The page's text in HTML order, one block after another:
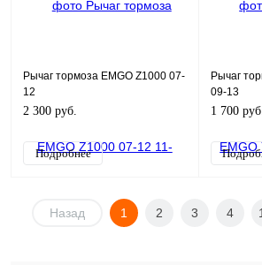
Рычаг тормоза EMGO Z1000 07-
12
2 300 руб.
Подробнее
Рычаг
09-13
1 700
Назад 1 2 3 4